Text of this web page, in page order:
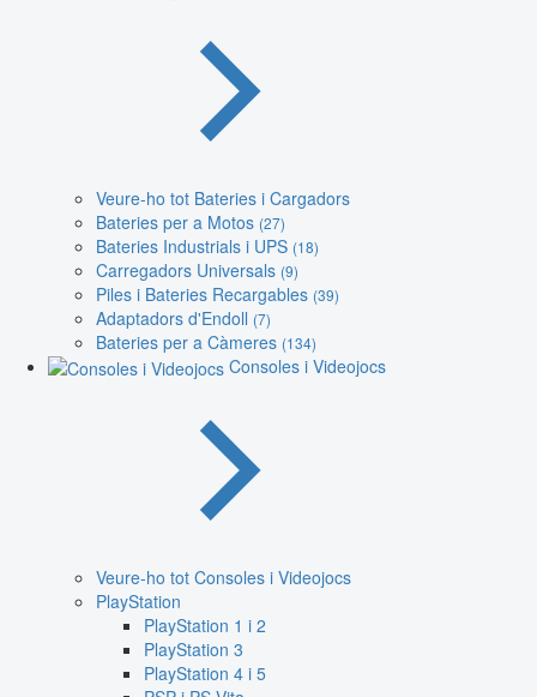
Veure-ho tot Bateries i Cargadors
Bateries per a Motos (27)
Bateries Industrials i UPS (18)
Carregadors Universals (9)
Piles i Bateries Recargables (39)
Adaptadors d'Endoll (7)
Bateries per a Càmeres (134)
Consoles i Videojocs
Veure-ho tot Consoles i Videojocs
PlayStation
PlayStation 1 i 2
PlayStation 3
PlayStation 4 i 5